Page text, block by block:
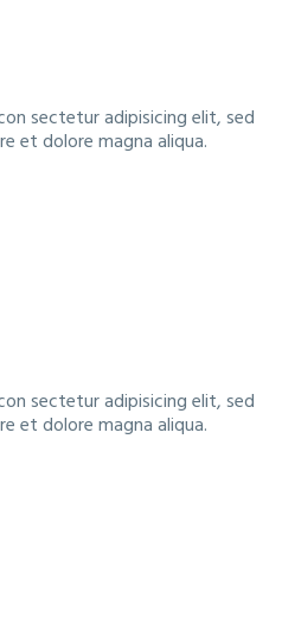
sectetur adipisicing elit, sed
et dolore magna aliqua.
sectetur adipisicing elit, sed
et dolore magna aliqua.